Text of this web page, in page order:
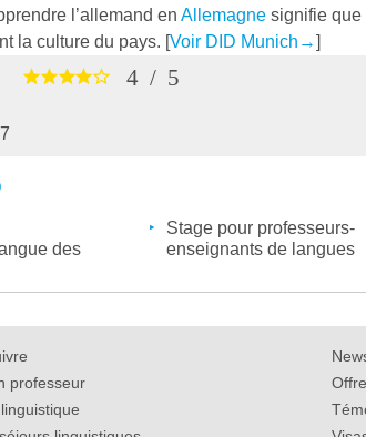
l’allemand en Allemagne signifie que
la culture du pays. [ Voir DID Munich →
4 / 5
des
Stage pour professeurs-
enseignants de langues
professeur